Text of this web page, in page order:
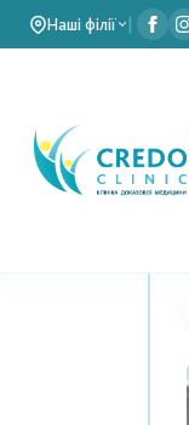
Наші філії